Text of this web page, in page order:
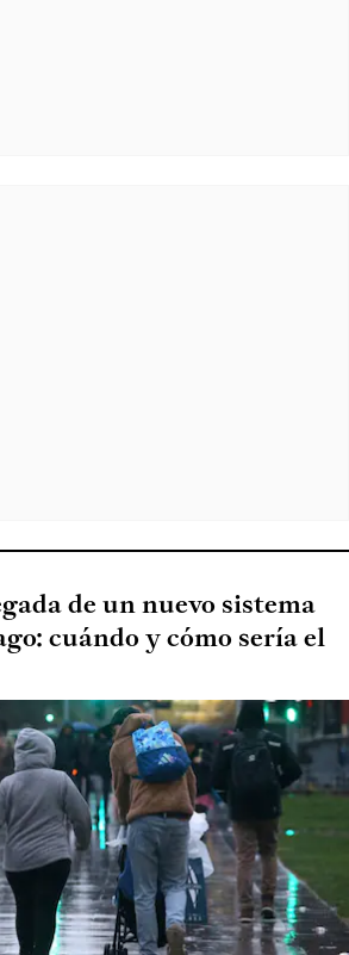
de un nuevo sistema
cuándo y cómo sería el